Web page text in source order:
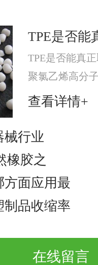
TPE是否能
TPE是否能真
聚氯乙烯高分
分，提升材料
查看详情+
械行业
橡胶之
方面应用最
制品收缩率
在线留言